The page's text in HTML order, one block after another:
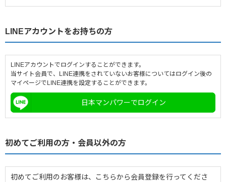
LINEアカウントをお持ちの方
LINEアカウントでログインすることができます。
当サイト会員で、LINE連携をされていないお客様についてはログイン後の
マイページでLINE連携を設定することができます。
日本マンパワーでログイン
初めてご利用の方・会員以外の方
初めてご利用のお客様は、こちらから会員登録を行ってくださ